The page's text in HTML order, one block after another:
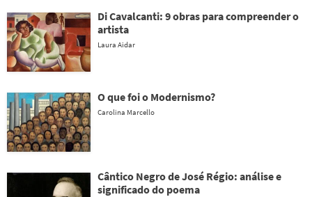
Di Cavalcanti: 9 obras para compreender o
artista
Laura Aidar
O que foi o Modernismo?
Carolina Marcello
Cântico Negro de José Régio: análise e
significado do poema